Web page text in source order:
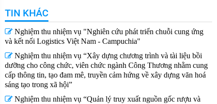
TIN KHÁC
Nghiệm thu nhiệm vụ "Nghiên cứu phát triển chuỗi cung ứng
và kết nối Logistics Việt Nam - Campuchia"
Nghiệm thu nhiệm vụ “Xây dựng chương trình và tài liệu bồi
dưỡng cho công chức, viên chức ngành Công Thương nhằm cung
cấp thông tin, tạo đam mê, truyền cảm hứng về xây dựng văn hoá
sáng tạo trong xã hội”
Nghiệm thu nhiệm vụ “Quản lý truy xuất nguồn gốc rượu và